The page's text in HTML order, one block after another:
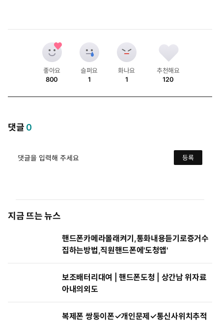
좋아요
800
슬퍼요
1
화나요
1
추천해요
120
댓글 0
댓글을 입력해 주세요 등록
지금 뜨는 뉴스
핸드폰카메라몰래켜기,통화내용듣기로증거수
집하는방법,직원핸드폰에'도청앱'
보조배터리대여 | 핸드폰도청 | 상간남 위자료
아내의외도
복제폰 쌍둥이폰✓개인문제✓통신사위치추적